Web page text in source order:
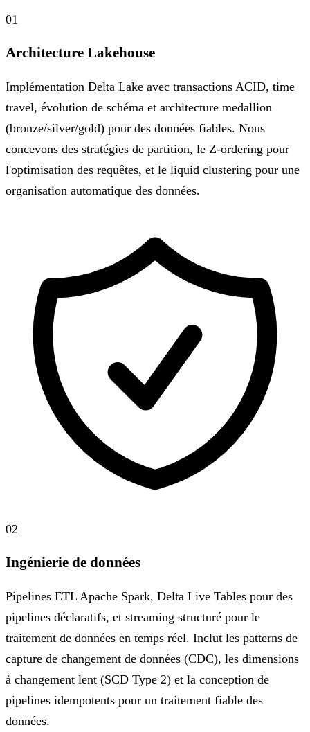
01
Architecture Lakehouse
Implémentation Delta Lake avec transactions ACID, time
travel, évolution de schéma et architecture medallion
(bronze/silver/gold) pour des données fiables. Nous
concevons des stratégies de partition, le Z-ordering pour
l'optimisation des requêtes, et le liquid clustering pour une
organisation automatique des données.
02
Ingénierie de données
Pipelines ETL Apache Spark, Delta Live Tables pour des
pipelines déclaratifs, et streaming structuré pour le
traitement de données en temps réel. Inclut les patterns de
capture de changement de données (CDC), les dimensions
à changement lent (SCD Type 2) et la conception de
pipelines idempotents pour un traitement fiable des
données.